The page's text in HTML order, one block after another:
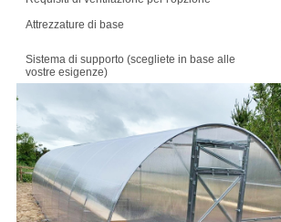
Attrezzature di base
Sistema di supporto (scegliete in base alle
vostre esigenze)